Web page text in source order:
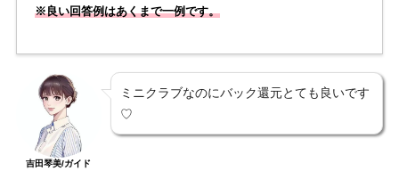
※良い回答例はあくまで一例です。
吉田琴美/ガイド
ミニクラブなのにバック還元とても良いです
♡